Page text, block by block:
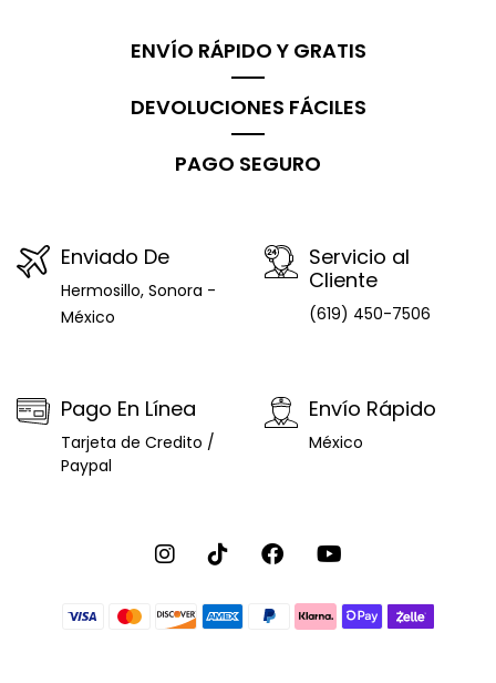
ENVÍO RÁPIDO Y GRATIS
DEVOLUCIONES FÁCILES
PAGO SEGURO
Enviado De
Hermosillo, Sonora -
México
Servicio al
Cliente
(619) 450-7506
Pago En Línea
Tarjeta de Credito /
Paypal
Envío Rápido
México